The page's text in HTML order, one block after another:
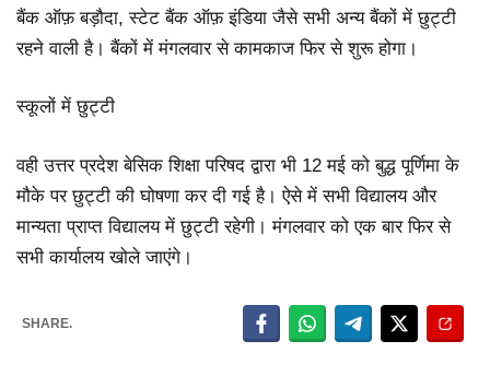
बैंक ऑफ़ बड़ौदा, स्टेट बैंक ऑफ़ इंडिया जैसे सभी अन्य बैंकों में छुट्टी
रहने वाली है। बैंकों में मंगलवार से कामकाज फिर से शुरू होगा।
स्कूलों में छुट्टी
वही उत्तर प्रदेश बेसिक शिक्षा परिषद द्वारा भी 12 मई को बुद्ध पूर्णिमा के
मौके पर छुट्टी की घोषणा कर दी गई है। ऐसे में सभी विद्यालय और
मान्यता प्राप्त विद्यालय में छुट्टी रहेगी। मंगलवार को एक बार फिर से
सभी कार्यालय खोले जाएंगे।
SHARE.